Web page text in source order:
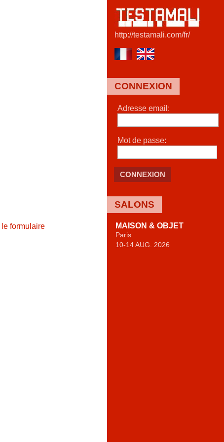
le formulaire
http://testamali.com/fr/
CONNEXION
Adresse email:
Mot de passe:
CONNEXION
SALONS
MAISON & OBJET
Paris
10-14 AUG. 2026